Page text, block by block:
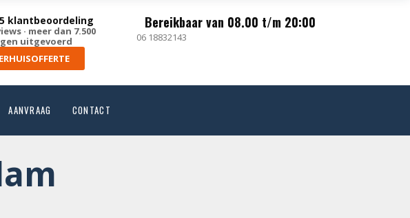
· meer dan 7.500
uitgevoerd
Bereikbaar van 08.00 t/m 20:00
06 18832143
AANVRAAG CONTACT